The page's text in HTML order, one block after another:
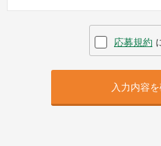
応募規約
入力内容